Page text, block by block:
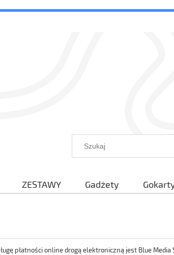
ZESTAWY Gadżety
płatności online drogą elektroniczną jest Blue Media